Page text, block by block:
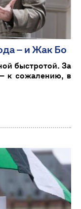
– и Жак Бо
быстротой. За
к сожалению, в